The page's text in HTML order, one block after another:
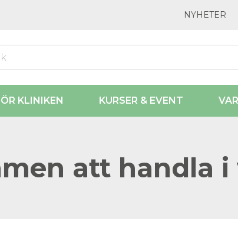
NYHETER
KLINIKEN KURSER & EVENT
att handla i